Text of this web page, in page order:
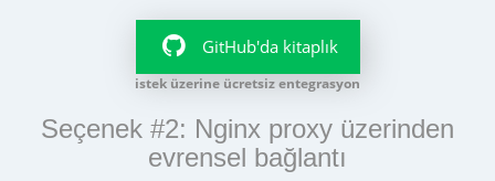
GitHub'da kitaplık
istek üzerine ücretsiz entegrasyon
Seçenek #2: Nginx proxy üzerinden
evrensel bağlantı